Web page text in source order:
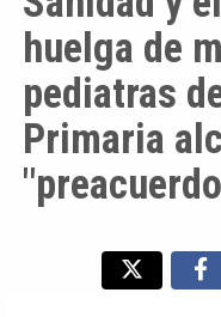
huelga de
pediatras
Primaria